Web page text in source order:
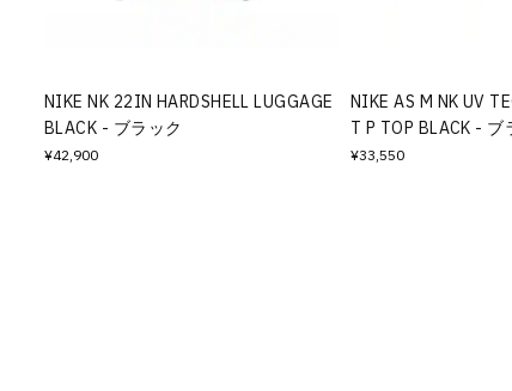
NIKE NK 22IN HARDSHELL LUGGAGE
BLACK - ブラック
¥42,900
NIKE AS M NK UV
T P TOP BLACK - ブ
¥33,550